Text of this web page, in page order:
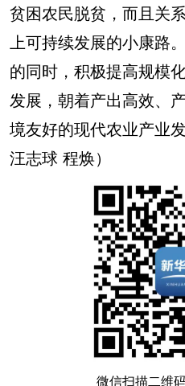
贫困农民脱贫，而且关
上可持续发展的小康路
的同时，积极提高规模
发展，朝着产出高效、
境友好的现代农业产业
汪志球 程焕）
微信扫描二维